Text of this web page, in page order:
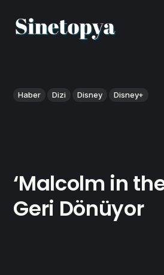
Haber Dizi Disney Disney+
‘Malcolm in
Geri Dönüyor